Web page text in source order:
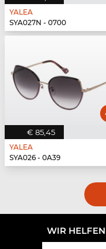
YALEA
SYA027N - 0700
€ 85,45
YALEA
SYA026 - 0A39
WIR